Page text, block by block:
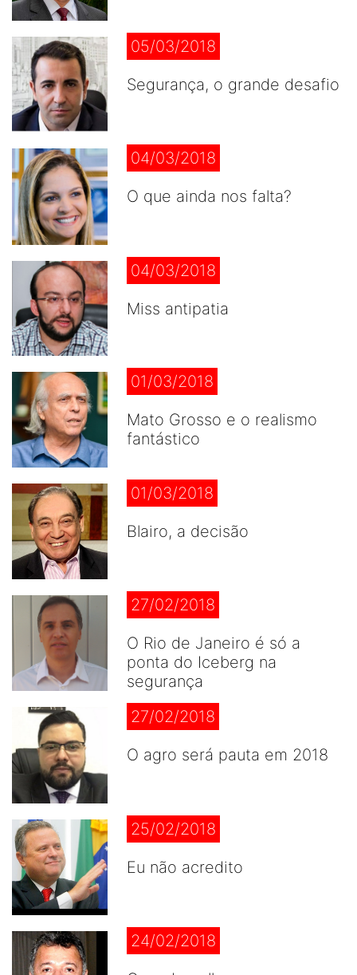
05/03/2018
Segurança, o grande desafio
04/03/2018
O que ainda nos falta?
04/03/2018
Miss antipatia
01/03/2018
Mato Grosso e o realismo
fantástico
01/03/2018
Blairo, a decisão
27/02/2018
O Rio de Janeiro é só a
ponta do Iceberg na
segurança
27/02/2018
O agro será pauta em 2018
25/02/2018
Eu não acredito
24/02/2018